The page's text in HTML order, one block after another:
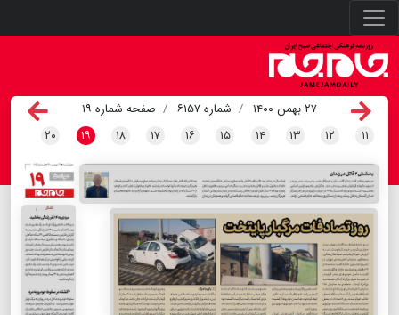
۲۷ بهمن ۱۴۰۰ شماره ۶۱۵۷
صفحه شماره ۱۹
۱۱ ۱۲ ۱۳ ۱۴ ۱۵ ۱۶ ۱۷ ۱۸ ۱۹ ۲۰